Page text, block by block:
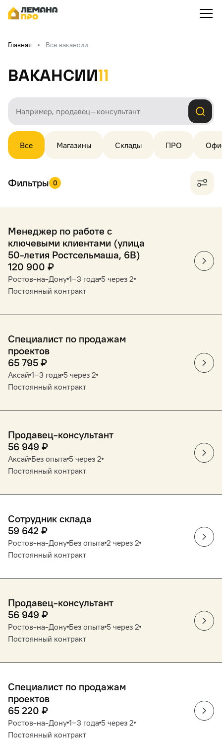
Главная Все вакансии
Вакансии11
Все Магазины Склады ПРО
Фильтры 0
Менеджер по работе с
ключевыми клиентами (улица
50-летия Ростсельмаша, 6В)
120 900 ₽
Ростов-на-Дону 1‒3 года 5 через 2
Постоянный контракт
Специалист по продажам
проектов
65 795 ₽
Аксай 1‒3 года 5 через 2
Постоянный контракт
Продавец-консультант
56 949 ₽
Аксай Без опыта 5 через 2
Постоянный контракт
Сотрудник склада
59 642 ₽
Ростов-на-Дону Без опыта 2 через 2
Постоянный контракт
Продавец-консультант
56 949 ₽
Ростов-на-Дону Без опыта 5 через 2
Постоянный контракт
Специалист по продажам
проектов
65 220 ₽
Ростов-на-Дону 1‒3 года 5 через 2
Постоянный контракт